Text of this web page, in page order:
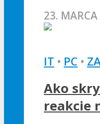
23.
IT • PC •
Ako
reakcie